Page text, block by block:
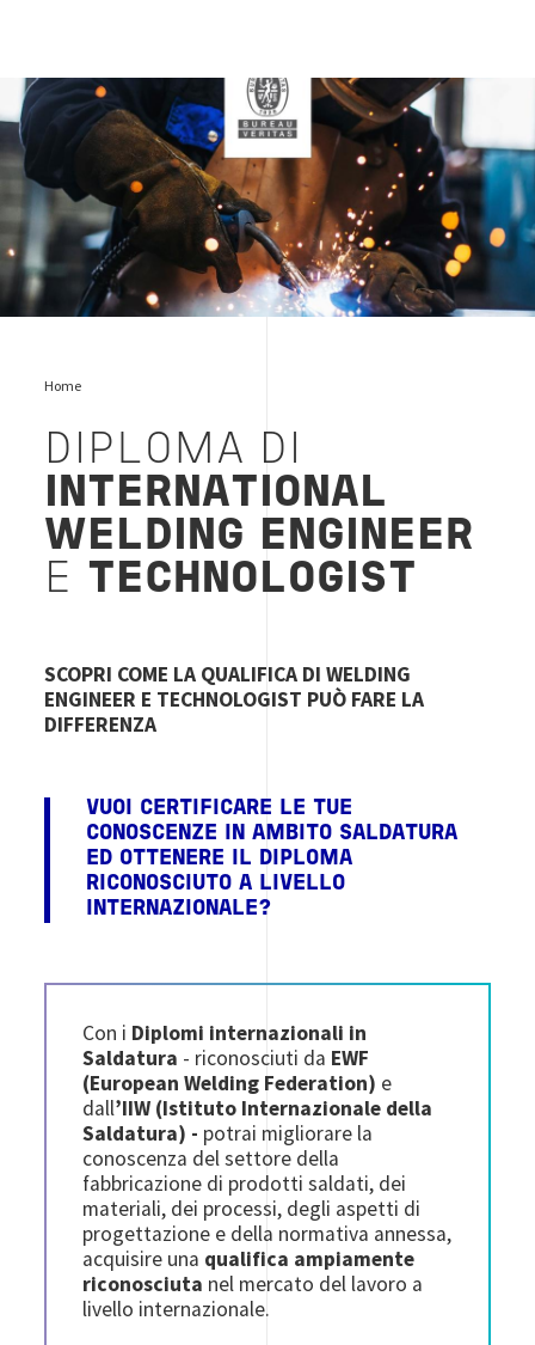
landing-qualifiche-welding-logobv
Home
DIPLOMA DI
INTERNATIONAL
WELDING ENGINEER
E TECHNOLOGIST
SCOPRI COME LA QUALIFICA DI WELDING
ENGINEER E TECHNOLOGIST PUÒ FARE LA
DIFFERENZA
VUOI CERTIFICARE LE TUE
CONOSCENZE IN AMBITO SALDATURA
ED OTTENERE IL DIPLOMA
RICONOSCIUTO A LIVELLO
INTERNAZIONALE?
Con i Diplomi internazionali in
Saldatura - riconosciuti da EWF
(European Welding Federation) e
dall’IIW (Istituto Internazionale della
Saldatura) - potrai migliorare la
conoscenza del settore della
fabbricazione di prodotti saldati, dei
materiali, dei processi, degli aspetti di
progettazione e della normativa annessa,
acquisire una qualifica ampiamente
riconosciuta nel mercato del lavoro a
livello internazionale.